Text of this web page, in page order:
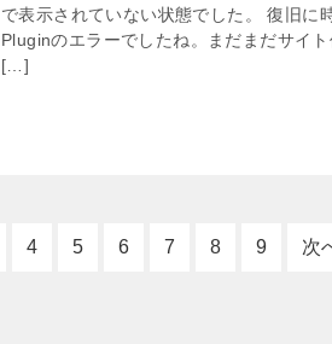
で表示されていない状態でした。 復旧に
Pluginのエラーでしたね。まだまだサイ
[…]
4 5 6 7 8 9 次